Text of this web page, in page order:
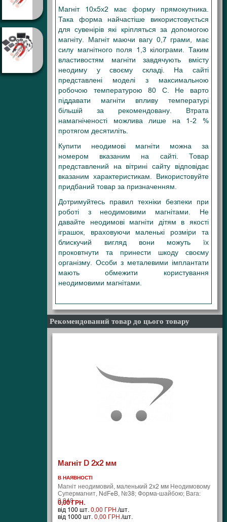
Магніт 10х5х2 має форму прямокутника.
Така форма найчастіше використовується
для сувенірів які кріпляться за допомогою
магніту. Магніт маючи вагу 0,7 грами, має
силу магнітного поля 1,3 кілограми. Таким
властивостям магніти завдячують вмісту
неодиму у своєму складі. На сайті
представлені моделі з максимальною
робочою температурою 80 С. Не варто
піддавати магніти впливу температурі
більшій за рекомендовану. Втрата
намагніченості можлива лише на 1-2 %
протягом десятиліть.
Купити неодимові магніти можна за
номером вказаним на сайті. Товар
представлений на вітрині сайту відповідає
вказаним характеристикам. Використовуйте
придбаний товар за призначенням.
Дотримуйтесь правил техніки безпеки при
роботі з неодимовими магнітами. Не
давайте неодимові магніти дітям в якості
іграшок, враховуючи маленькі розміри та
блискучий вигляд вони можуть їх
проковтнути та принести шкоду своєму
організму. Особи з металевими імплантати
мають обмежити користування
неодимовими магнітами.
Рекомендований товар до цього товару
Магніт D 2x2 мм
В НАЯВНОСТІ
Магніт неодимовий, маленький 2х2 мм Неодимовому
Супермагнит, NdFeB, №38; Форма-шайбою; Вага:
0,048 ..
0,00 ГРН.
від 100 шт.0,00 ГРН./шт.
від 1000 шт.0,00 ГРН./шт.